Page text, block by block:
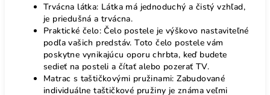
Trvácna látka: Látka má jednoduchý a čistý vzhľad,
je priedušná a trvácna.
Praktické čelo: Čelo postele je výškovo nastaviteľné
podľa vašich predstáv. Toto čelo postele vám
poskytne vynikajúcu oporu chrbta, keď budete
sedieť na posteli a čítať alebo pozerať TV.
Matrac s taštičkovými pružinami: Zabudované
individuálne taštičkové pružiny je známa veľmi